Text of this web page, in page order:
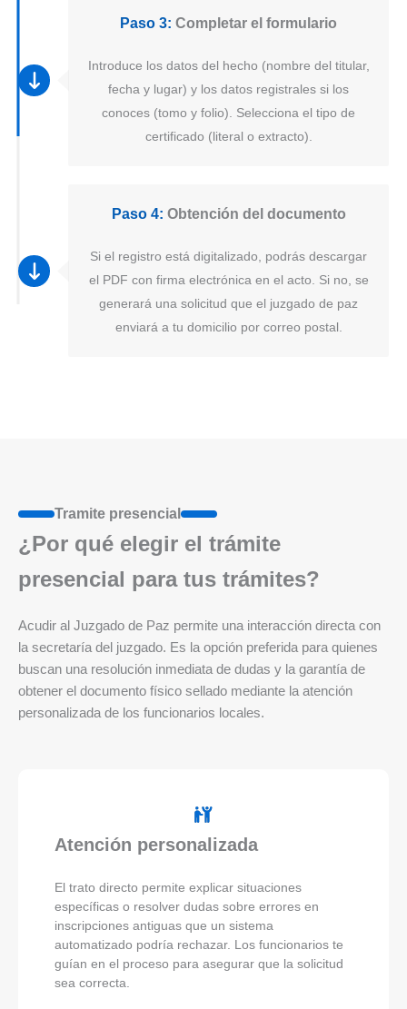
Paso 3: Completar el formulario
Introduce los datos del hecho (nombre del titular,
fecha y lugar) y los datos registrales si los
conoces (tomo y folio). Selecciona el tipo de
certificado (literal o extracto).
Paso 4: Obtención del documento
Si el registro está digitalizado, podrás descargar
el PDF con firma electrónica en el acto. Si no, se
generará una solicitud que el juzgado de paz
enviará a tu domicilio por correo postal.
Tramite presencial
¿Por qué elegir el trámite
presencial para tus trámites?
Acudir al Juzgado de Paz permite una interacción directa con
la secretaría del juzgado. Es la opción preferida para quienes
buscan una resolución inmediata de dudas y la garantía de
obtener el documento físico sellado mediante la atención
personalizada de los funcionarios locales.
Atención personalizada
El trato directo permite explicar situaciones
específicas o resolver dudas sobre errores en
inscripciones antiguas que un sistema
automatizado podría rechazar. Los funcionarios te
guían en el proceso para asegurar que la solicitud
sea correcta.